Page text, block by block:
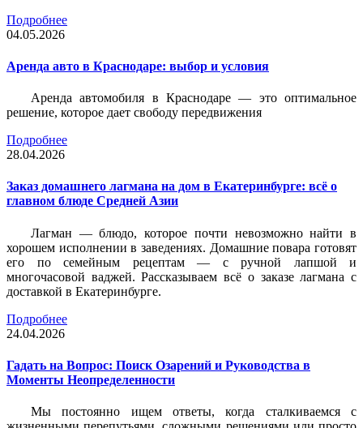
Подробнее
04.05.2026
Аренда авто в Краснодаре: выбор и условия
Аренда автомобиля в Краснодаре — это оптимальное
решение, которое дает свободу передвижения
Подробнее
28.04.2026
Заказ домашнего лагмана на дом в Екатеринбурге: всё о
главном блюде Средней Азии
Лагман — блюдо, которое почти невозможно найти в
хорошем исполнении в заведениях. Домашние повара готовят
его по семейным рецептам — с ручной лапшой и
многочасовой ваджей. Рассказываем всё о заказе лагмана с
доставкой в Екатеринбурге.
Подробнее
24.04.2026
Гадать на Вопрос: Поиск Озарений и Руководства в
Моменты Неопределенности
Мы постоянно ищем ответы, когда сталкиваемся с